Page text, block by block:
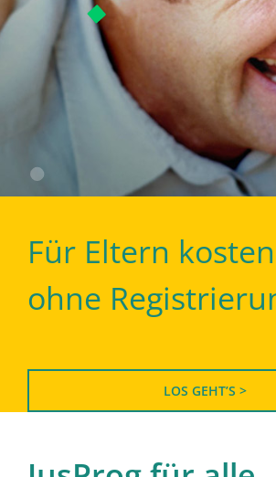
Für Eltern
ohne
LOS GEHT’S >